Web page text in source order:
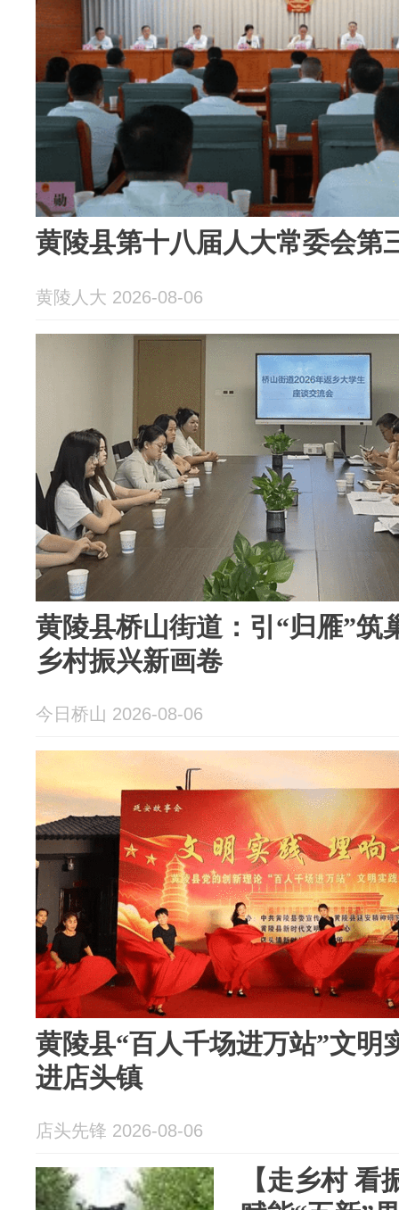
黄陵县第十八届人大常委会第
黄陵人大 2026-08-06
黄陵县桥山街道：引“归雁”筑
乡村振兴新画卷
今日桥山 2026-08-06
黄陵县“百人千场进万站”文明
进店头镇
店头先锋 2026-08-06
【走乡村